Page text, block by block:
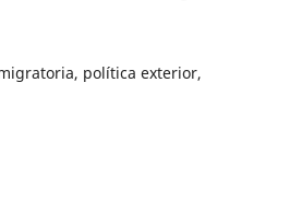
política exterior,